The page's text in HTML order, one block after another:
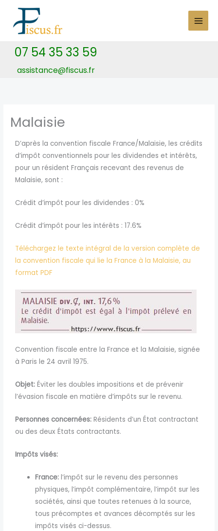
content
07 54 35 33 59
assistance@fiscus.fr
Malaisie
D’après la convention fiscale France/Malaisie, les crédits
d’impôt conventionnels pour les dividendes et intérêts,
pour un résident Français recevant des revenus de
Malaisie, sont :
Crédit d’impôt pour les dividendes : 0%
Crédit d’impôt pour les intérêts : 17.6%
Téléchargez le texte intégral de la version complète de
la convention fiscale qui lie la France à la Malaisie, au
format PDF
Convention fiscale entre la France et la Malaisie, signée
à Paris le 24 avril 1975.
Objet: Éviter les doubles impositions et de prévenir
l’évasion fiscale en matière d’impôts sur le revenu.
Personnes concernées: Résidents d’un État contractant
ou des deux États contractants.
Impôts visés:
France: l’impôt sur le revenu des personnes
physiques, l’impôt complémentaire, l’impôt sur les
sociétés, ainsi que toutes retenues à la source,
tous précomptes et avances décomptés sur les
impôts visés ci-dessus.